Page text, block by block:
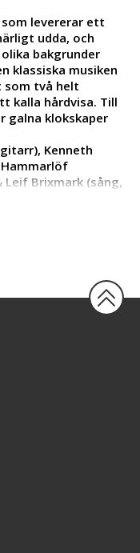
levererar ett
udda, och
bakgrunder
klassiska musiken
som två helt
kalla hårdvisa. Till
galna klokskaper
Kenneth
Leif Brixmark (sång,